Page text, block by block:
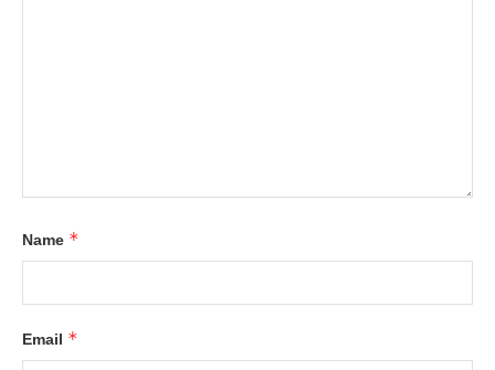
Name *
Email *